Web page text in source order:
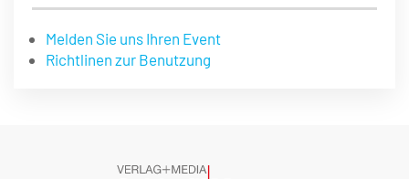
Melden Sie uns Ihren Event
Richtlinen zur Benutzung